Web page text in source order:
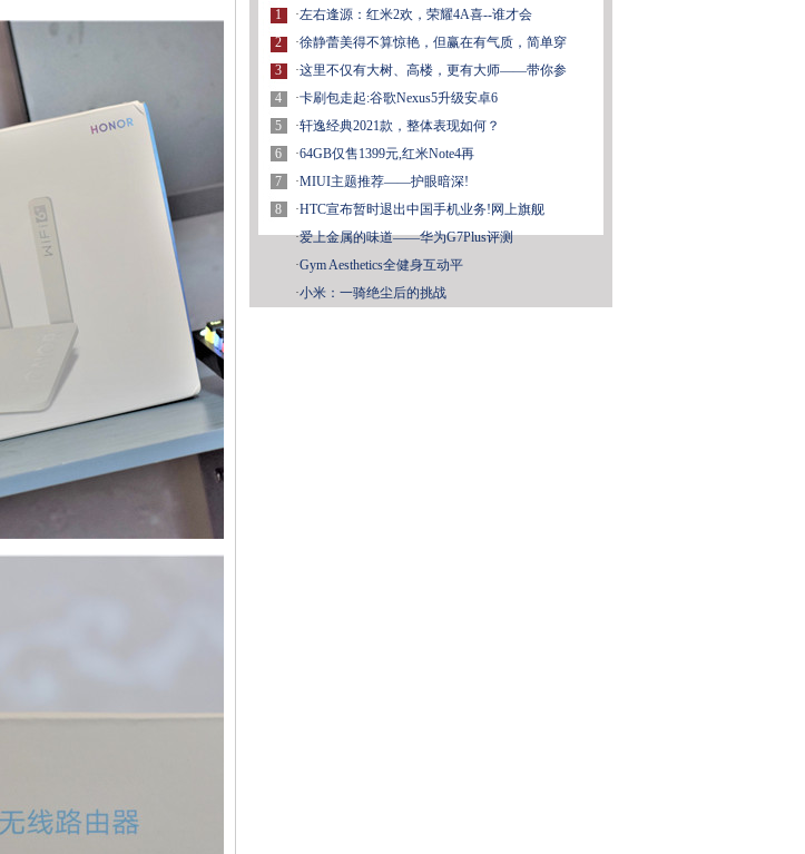
1
2
3
4
5
6
7
8
·左右逢源：红米2欢，荣耀4A喜--谁才会
·徐静蕾美得不算惊艳，但赢在有气质，简单穿
·这里不仅有大树、高楼，更有大师——带你参
·卡刷包走起:谷歌Nexus5升级安卓6
·轩逸经典2021款，整体表现如何？
·64GB仅售1399元,红米Note4再
·MIUI主题推荐——护眼暗深!
·HTC宣布暂时退出中国手机业务!网上旗舰
·爱上金属的味道——华为G7Plus评测
·Gym Aesthetics全健身互动平
·小米：一骑绝尘后的挑战